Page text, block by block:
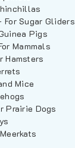
For Sugar Gliders
Pigs
Mammals
Hamsters
Mice
Prairie Dogs